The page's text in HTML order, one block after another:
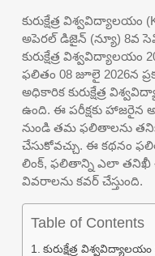
కురుక్షేత్ర
అపెరల్ డిజైన్ (న్యూ) 8వ
కురుక్షేత్ర
ఫలితం 08 జూలై 2026న
అధికారిక కురుక్షేత్ర
ఉంది. ఈ పరీక్షకు హాజరైన
నుండి తమ ఫలితాలను
చేసుకోవచ్చు. ఈ కథనం
లింక్, ఫలితాన్ని ఎలా
వివరాలను కవర్ చేస్తుంది.
Table of Contents
కురుక్షేత్ర